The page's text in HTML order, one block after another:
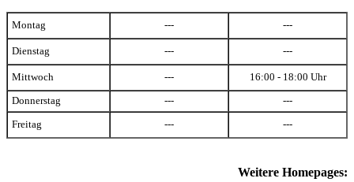
Montag --- ---
Dienstag --- ---
Mittwoch --- 16:00 - 18:00 Uhr
Donnerstag --- ---
Freitag --- ---
Weitere Homepages: